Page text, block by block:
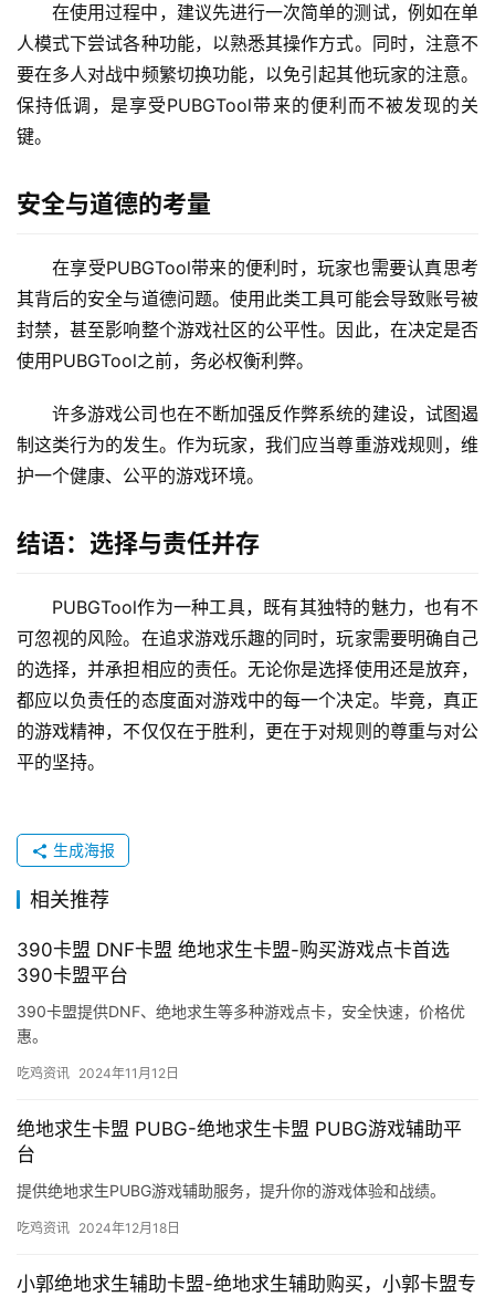
在使用过程中，建议先进行一次简单的测试，例如在单
人模式下尝试各种功能，以熟悉其操作方式。同时，注意不
要在多人对战中频繁切换功能，以免引起其他玩家的注意。
保持低调，是享受PUBGTool带来的便利而不被发现的关
键。
安全与道德的考量
在享受PUBGTool带来的便利时，玩家也需要认真思考
其背后的安全与道德问题。使用此类工具可能会导致账号被
封禁，甚至影响整个游戏社区的公平性。因此，在决定是否
使用PUBGTool之前，务必权衡利弊。
许多游戏公司也在不断加强反作弊系统的建设，试图遏
制这类行为的发生。作为玩家，我们应当尊重游戏规则，维
护一个健康、公平的游戏环境。
结语：选择与责任并存
PUBGTool作为一种工具，既有其独特的魅力，也有不
可忽视的风险。在追求游戏乐趣的同时，玩家需要明确自己
的选择，并承担相应的责任。无论你是选择使用还是放弃，
都应以负责任的态度面对游戏中的每一个决定。毕竟，真正
的游戏精神，不仅仅在于胜利，更在于对规则的尊重与对公
平的坚持。
生成海报
相关推荐
390卡盟 DNF卡盟 绝地求生卡盟-购买游戏点卡首选
390卡盟平台
390卡盟提供DNF、绝地求生等多种游戏点卡，安全快速，价格优
惠。
吃鸡资讯 2024年11月12日
绝地求生卡盟 PUBG-绝地求生卡盟 PUBG游戏辅助平
台
提供绝地求生PUBG游戏辅助服务，提升你的游戏体验和战绩。
吃鸡资讯 2024年12月18日
小郭绝地求生辅助卡盟-绝地求生辅助购买，小郭卡盟专